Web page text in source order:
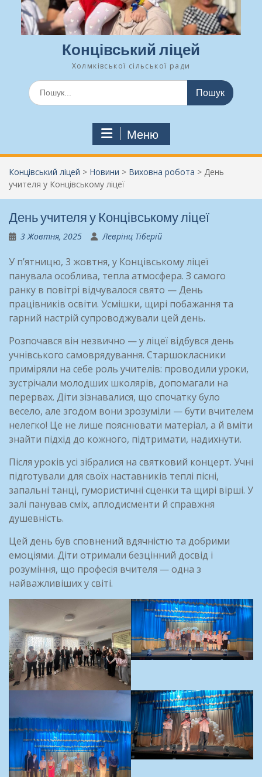
Концівський ліцей
Холмківської сільської ради
Шукати:
Меню
Концівський ліцей > Новини > Виховна робота > День
учителя у Концівському ліцеї
День учителя у Концівському ліцеї
3 Жовтня, 2025 Леврінц Тіберій
У п’ятницю, 3 жовтня, у Концівському ліцеї
панувала особлива, тепла атмосфера. З самого
ранку в повітрі відчувалося свято — День
працівників освіти. Усмішки, щирі побажання та
гарний настрій супроводжували цей день.
Розпочався він незвично — у ліцеї відбувся день
учнівського самоврядування. Старшокласники
приміряли на себе роль учителів: проводили уроки,
зустрічали молодших школярів, допомагали на
перервах. Діти зізнавалися, що спочатку було
весело, але згодом вони зрозуміли — бути вчителем
нелегко! Це не лише пояснювати матеріал, а й вміти
знайти підхід до кожного, підтримати, надихнути.
Після уроків усі зібралися на святковий концерт. Учні
підготували для своїх наставників теплі пісні,
запальні танці, гумористичні сценки та щирі вірші. У
залі панував сміх, аплодисменти й справжня
душевність.
Цей день був сповнений вдячністю та добрими
емоціями. Діти отримали безцінний досвід і
розуміння, що професія вчителя — одна з
найважливіших у світі.